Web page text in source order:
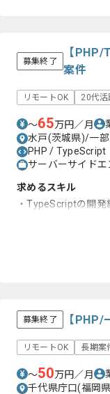
募集終了
【PHP/
案件
リモートOK 20代活
〜65万円／月
水戸(茨城県)/一
PHP / TypeScript
サーバーサイドエ
求めるスキル
・TypeScriptの開発
募集終了 【
リモートOK 長期案
〜50万円／月
千代県庁口(福岡